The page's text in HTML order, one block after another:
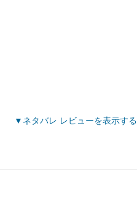
ネタバレ レビューを表示する